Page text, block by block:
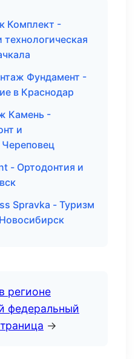
Комплект -
Фундамент -
в Краснодар
Камень -
и
Череповец
- Ортодонтия и
Spravka - Туризм
регионе
федеральный
→